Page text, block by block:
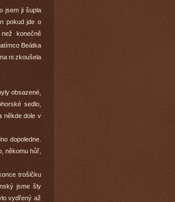
jsem ji šupla
pokud jde o
konečně
Beátka
ni zkoušela
obsazené,
sedlo,
někde dole v
dopoledne.
někomu hůř,
trošičku
jsme šly
vydřený až